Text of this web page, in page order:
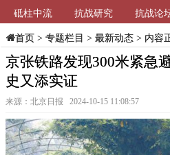
砥柱中流
抗战研究 抗战论
首页> 专题栏目 > 最新动态> 内容
京张铁路发现300米紧急
史又添实证
来源：北京日报 2024-10-15 11:08:57